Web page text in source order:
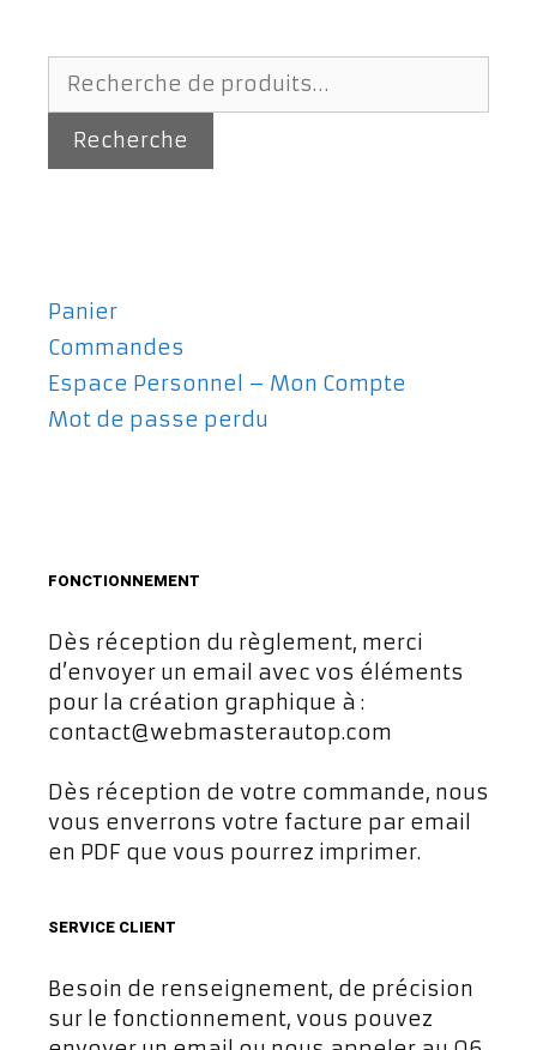
Recherche
pour :
Recherche
Panier
Commandes
Espace Personnel – Mon Compte
Mot de passe perdu
FONCTIONNEMENT
Dès réception du règlement, merci
d’envoyer un email avec vos éléments
pour la création graphique à :
contact@webmasterautop.com
Dès réception de votre commande, nous
vous enverrons votre facture par email
en PDF que vous pourrez imprimer.
SERVICE CLIENT
Besoin de renseignement, de précision
sur le fonctionnement, vous pouvez